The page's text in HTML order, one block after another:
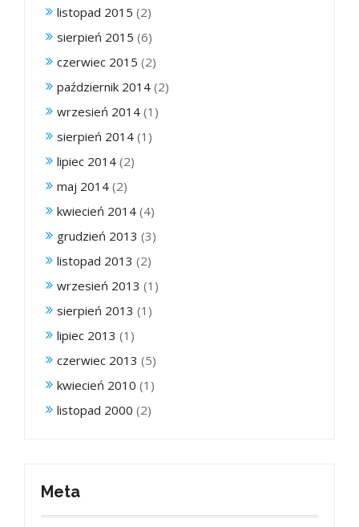
listopad 2015 (2)
sierpień 2015 (6)
czerwiec 2015 (2)
październik 2014 (2)
wrzesień 2014 (1)
sierpień 2014 (1)
lipiec 2014 (2)
maj 2014 (2)
kwiecień 2014 (4)
grudzień 2013 (3)
listopad 2013 (2)
wrzesień 2013 (1)
sierpień 2013 (1)
lipiec 2013 (1)
czerwiec 2013 (5)
kwiecień 2010 (1)
listopad 2000 (2)
Meta